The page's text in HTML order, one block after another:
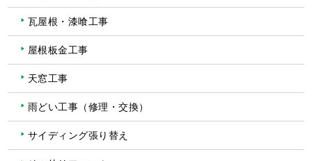
瓦屋根・漆喰工事
屋根板金工事
天窓工事
雨どい工事（修理・交換）
サイディング張り替え